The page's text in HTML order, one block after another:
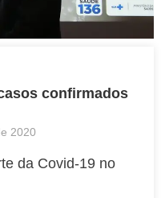
confirmados
2020
da Covid-19 no